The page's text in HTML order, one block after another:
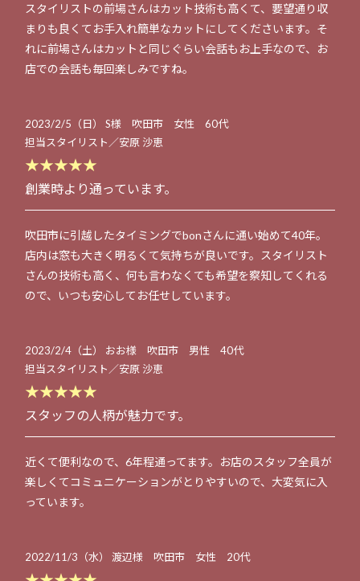
スタイリストの前場さんはカット技術も高くて、要望通り収
まりも良くてお手入れ簡単なカットにしてくださいます。そ
れに前場さんはカットと同じぐらい会話もお上手なので、お
店での会話も毎回楽しみですね。
2023/2/5（日） S様 吹田市 女性 60代
担当スタイリスト／安原 沙恵
★★★★★
創業時より通っています。
吹田市に引越したタイミングでbonさんに通い始めて40年。
店内は窓も大きく明るくて気持ちが良いです。スタイリスト
さんの技術も高く、何も言わなくても希望を察知してくれる
ので、いつも安心してお任せしています。
2023/2/4（土） おお様 吹田市 男性 40代
担当スタイリスト／安原 沙恵
★★★★★
スタッフの人柄が魅力です。
近くて便利なので、6年程通ってます。お店のスタッフ全員が
楽しくてコミュニケーションがとりやすいので、大変気に入
っています。
2022/11/3（水） 渡辺様 吹田市 女性 20代